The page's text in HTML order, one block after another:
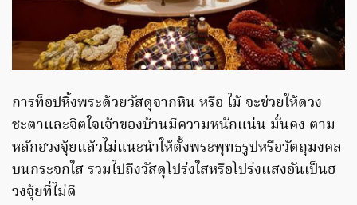
การท็อปหิ้งพระด้วยวัสดุจากหิน หรือ ไม้ จะช่วยให้ดวง
ชะตาและจิตใจเจ้าของบ้านมีความหนักแน่น มั่นคง ตาม
หลักฮวงจุ้ยแล้วไม่แนะนำให้ตั้งพระพุทธรูปหรือวัตถุมงคล
บนกระจกใส รวมไปถึงวัสดุโปร่งใสหรือโปร่งแสงอันเป็นฮ
วงจุ้ยที่ไม่ดี